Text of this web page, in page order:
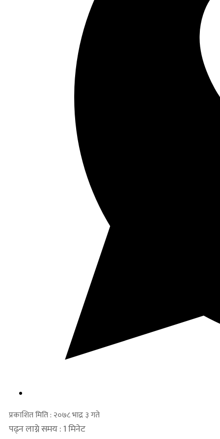
प्रकाशित मिति : २०७८ भाद्र ३ गते
पढ्न लाग्ने समय : 1 मिनेट